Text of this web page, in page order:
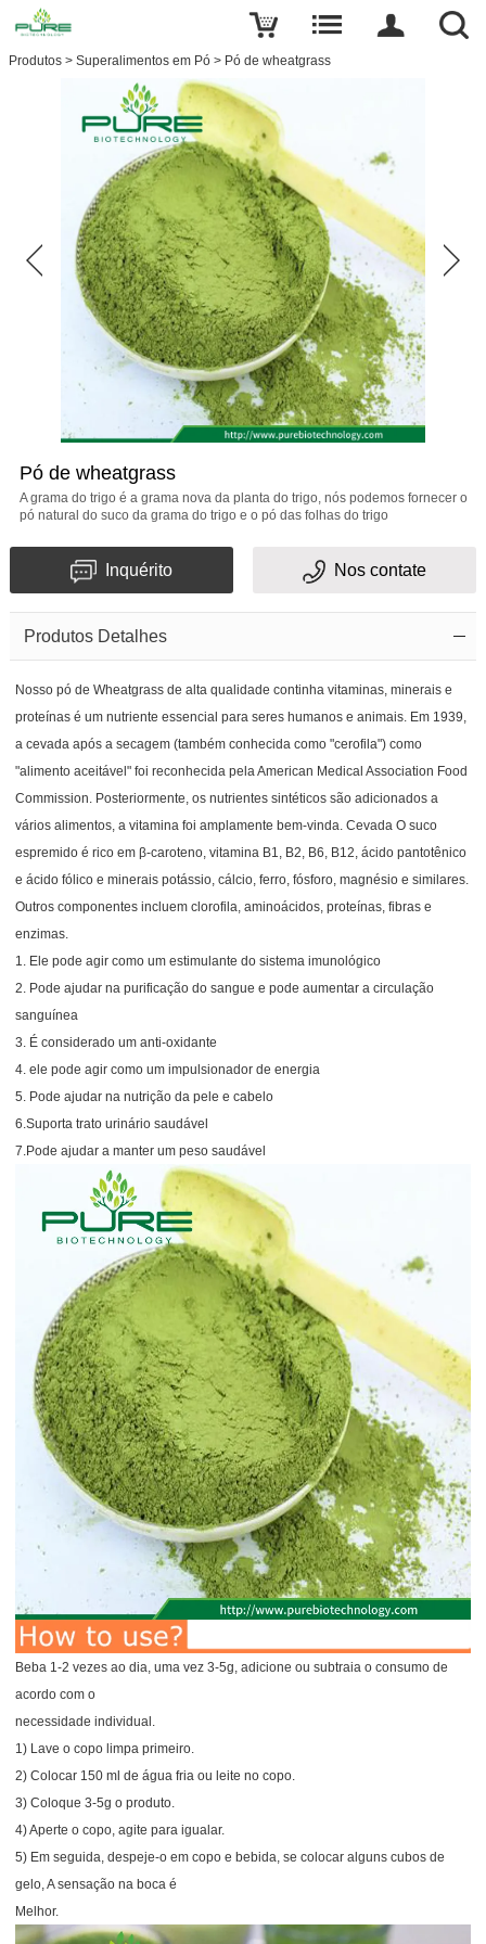
Produtos > Superalimentos em Pó > Pó de wheatgrass
Pó de wheatgrass
A grama do trigo é a grama nova da planta do trigo, nós podemos fornecer o
pó natural do suco da grama do trigo e o pó das folhas do trigo
Inquérito Nos contate
Produtos Detalhes
Nosso pó de Wheatgrass de alta qualidade continha vitaminas, minerais e
proteínas é um nutriente essencial para seres humanos e animais. Em 1939,
a cevada após a secagem (também conhecida como "cerofila") como
"alimento aceitável" foi reconhecida pela American Medical Association Food
Commission. Posteriormente, os nutrientes sintéticos são adicionados a
vários alimentos, a vitamina foi amplamente bem-vinda. Cevada O suco
espremido é rico em β-caroteno, vitamina B1, B2, B6, B12, ácido pantotênico
e ácido fólico e minerais potássio, cálcio, ferro, fósforo, magnésio e similares.
Outros componentes incluem clorofila, aminoácidos, proteínas, fibras e
enzimas.
1. Ele pode agir como um estimulante do sistema imunológico
2. Pode ajudar na purificação do sangue e pode aumentar a circulação
sanguínea
3. É considerado um anti-oxidante
4. ele pode agir como um impulsionador de energia
5. Pode ajudar na nutrição da pele e cabelo
6.Suporta trato urinário saudável
7.Pode ajudar a manter um peso saudável
Beba 1-2 vezes ao dia, uma vez 3-5g, adicione ou subtraia o consumo de
acordo com o
necessidade individual.
1) Lave o copo limpa primeiro.
2) Colocar 150 ml de água fria ou leite no copo.
3) Coloque 3-5g o produto.
4) Aperte o copo, agite para igualar.
5) Em seguida, despeje-o em copo e bebida, se colocar alguns cubos de
gelo, A sensação na boca é
Melhor.